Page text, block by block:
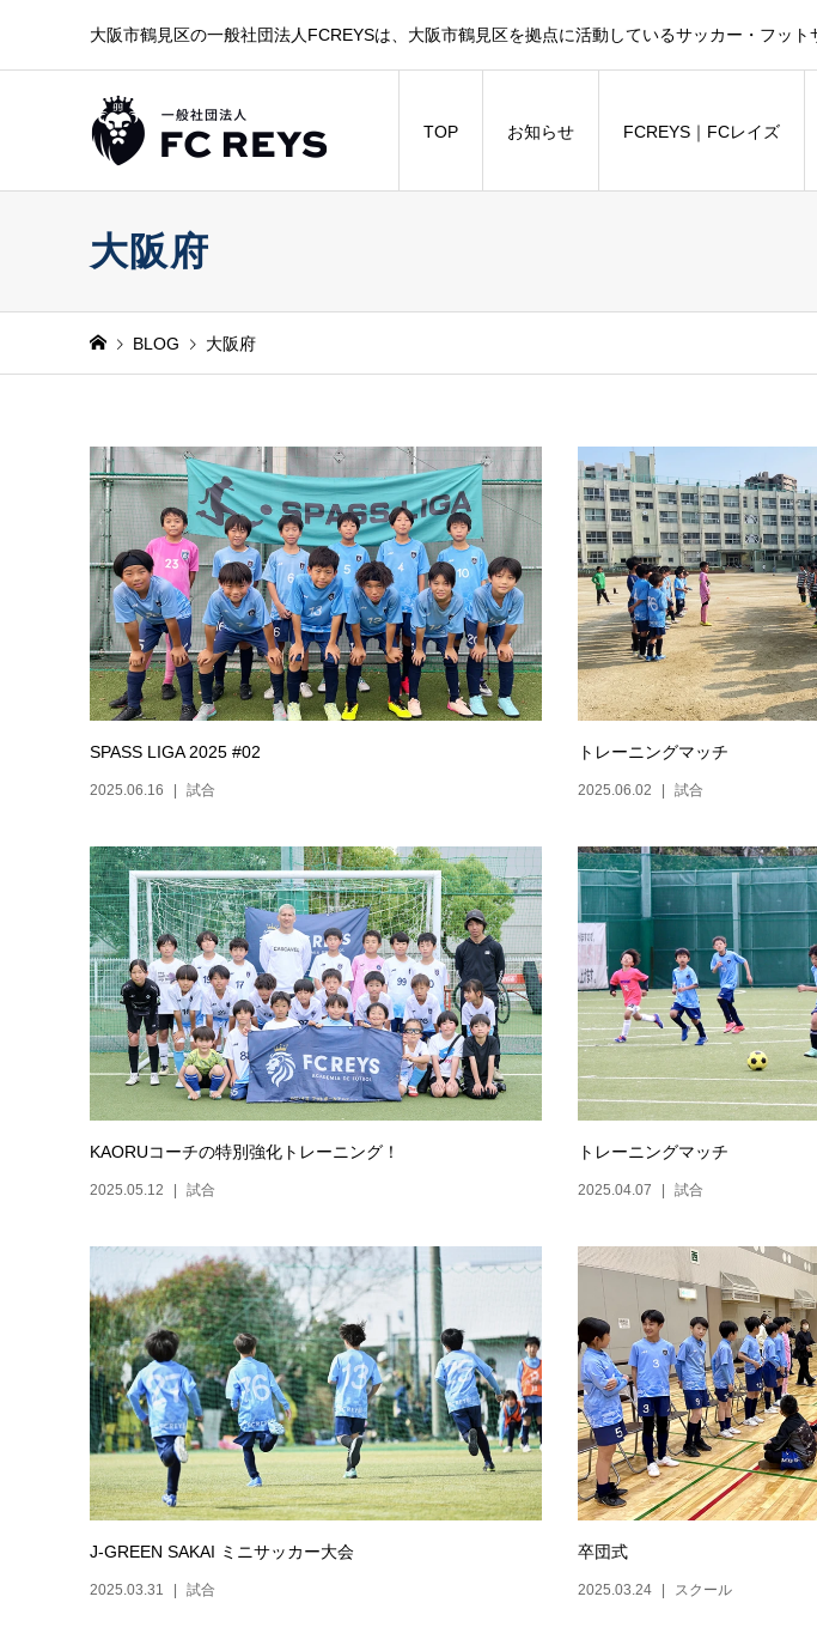
大阪市鶴見区の一般社団法人FCREYSは、大阪市鶴見区を拠点に活動しているサッカー・フッ
TOP お知らせ FCREYS｜FCレイズ
大阪府
BLOG 大阪府
SPASS LIGA 2025 #02
2025.06.16 試合
トレーニングマッチ
2025.06.02 試合
KAORUコーチの特別強化トレーニング！
2025.05.12 試合
トレーニングマッチ
2025.04.07 試合
J-GREEN SAKAI ミニサッカー大会
2025.03.31 試合
卒団式
2025.03.24 スクール